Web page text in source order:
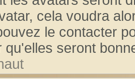
cela voudra
le contacter
qu'elles seront